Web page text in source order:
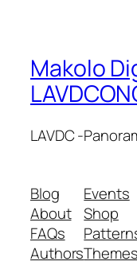
Makolo
LAVDC -
Blog
About
FAQs
Authors
Events
Shop
Themes